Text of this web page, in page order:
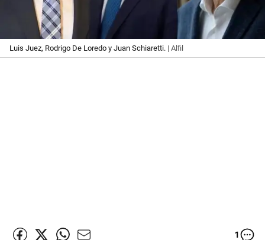
Luis Juez, Rodrigo De Loredo y Juan Schiaretti. | Alfil
1